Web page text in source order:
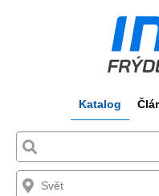
Katalog